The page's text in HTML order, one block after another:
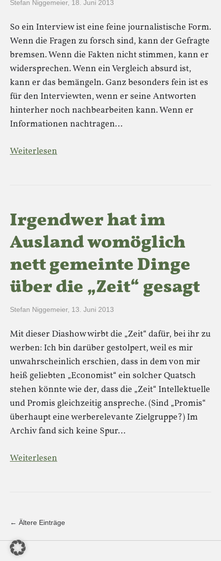
Stefan Niggemeier, 18. Juni 2013
So ein Interview ist eine feine journalistische Form.
Wenn die Fragen zu forsch sind, kann der Gefragte
bremsen. Wenn die Fakten nicht stimmen, kann er
widersprechen. Wenn ein Vergleich absurd ist,
kann er das bemängeln. Ganz besonders fein ist es
für den Interviewten, wenn er seine Antworten
hinterher noch nachbearbeiten kann. Wenn er
Informationen nachtragen…
Weiterlesen
Irgendwer hat im
Ausland womöglich
nett gemeinte Dinge
über die „Zeit“ gesagt
Stefan Niggemeier, 13. Juni 2013
Mit dieser Diashow wirbt die „Zeit“ dafür, bei ihr zu
werben: Ich bin darüber gestolpert, weil es mir
unwahrscheinlich erschien, dass in dem von mir
heiß geliebten „Economist“ ein solcher Quatsch
stehen könnte wie der, dass die „Zeit“ Intellektuelle
und Promis gleichzeitig anspreche. (Sind „Promis“
überhaupt eine werberelevante Zielgruppe?) Im
Archiv fand sich keine Spur…
Weiterlesen
← Ältere Einträge